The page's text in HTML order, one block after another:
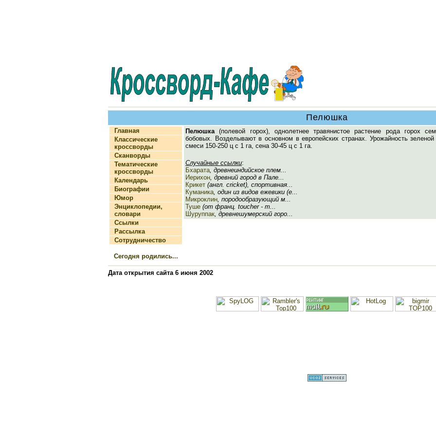
Пелюшка
Главная
Классические
кроссворды
Сканворды
Тематические
кроссворды
Календарь
Биографии
Юмор
Энциклопедии,
словари
Ссылки
Рассылка
Сотрудничество
Сегодня родились...
Пелюшка(полевой горох), однолетнее травянистое растение рода горох
бобовых. Возделывают в основном в европейских странах. Урожайность
смеси 150-250 ц с 1 га, сена 30-45 ц с 1 га.
Случайные ссылки:
Бхарата, древнеиндийское плем...
Иерихон, древний город в Пале...
Крикет (англ. cricket), спортивная...
Куманика, один из видов ежевики (е...
Микроклин, породообразующий м...
Туше (от франц. toucher - т...
Шуруппак, древнешумерский горо...
Дата открытия сайта 6 июня 2002